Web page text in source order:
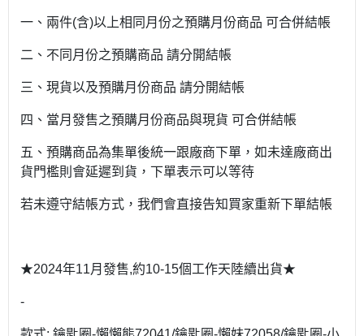
一、兩件(含)以上相同月份之預購月份商品 可合併結帳
二、不同月份之預購商品 請分開結帳
三、現貨以及預購月份商品 請分開結帳
四、當月發售之預購月份商品與現貨 可合併結帳
五、預購商品為集單後統一跟廠商下單，如未達廠商出
貨門檻則會延遲到貨，下單表示可以等待
若未遵守結帳方式，我們會直接告知買家重新下單結帳
★2024年11月發售,約10-15個工作天陸續出貨★
-